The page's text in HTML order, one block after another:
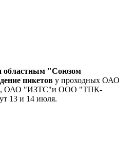
"Союзом
пикетов у проходных ОАО
ОАО "ИЗТС"и ООО "ТПК-
13 и 14 июля.